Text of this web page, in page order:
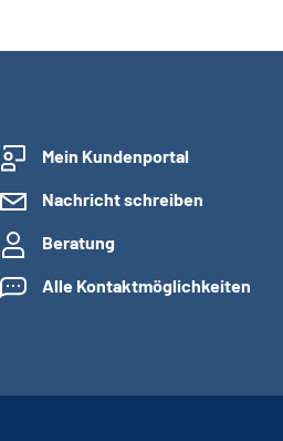
Mein Kundenportal
Nachricht schreiben
Beratung
Alle Kontaktmöglichkeiten